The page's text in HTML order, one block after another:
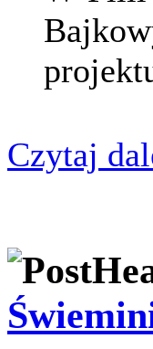
Czytaj